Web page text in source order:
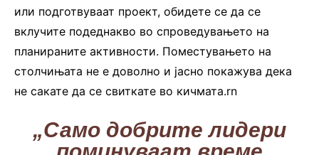
или подготвуваат проект, обидете се да се
вклучите подеднакво во спроведувањето на
планираните активности. Поместувањето на
столчињата не е доволно и јасно покажува дека
не сакате да се свиткате во кичмата.rn
„Само добрите лидери